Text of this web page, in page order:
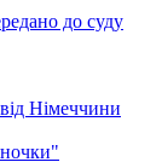
до суду
Німеччини